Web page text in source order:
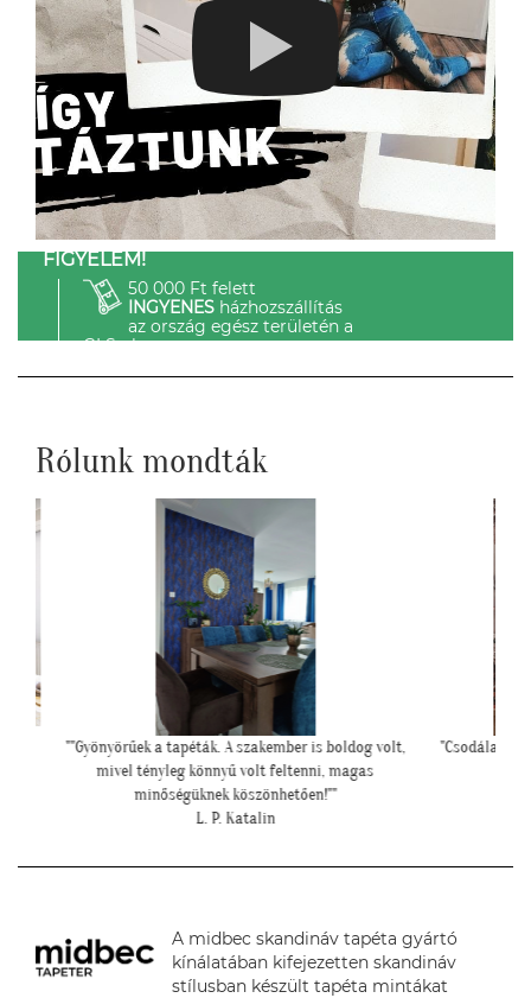
FIGYELEM!
50 000 Ft felett
INGYENESházhozszállítás
az ország egész területén a
GLS-el.
Rólunk mondták
volt,
"Csodálatos a fotótapéta még szebb mint ahogy
gondoltam!"
L. Ilona
""Még
A midbec skandináv tapéta gyártó
kínálatában kifejezetten skandináv
stílusban készült tapéta mintákat